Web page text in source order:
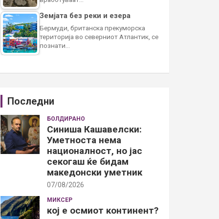
Земјата без реки и езера
Бермуди, британска прекуморска
територија во северниот Атлантик, се
познати…
Последни
БОЛДИРАНО
Синиша Кашавелски:
Уметноста нема
националност, но јас
секогаш ќе бидам
македонски уметник
07/08/2026
МИКСЕР
кој е осмиот континент?